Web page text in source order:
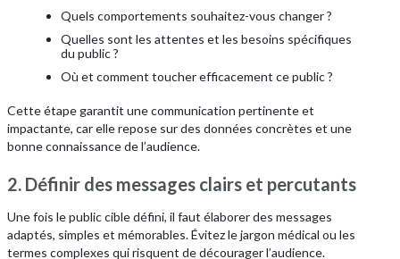
Quels comportements souhaitez-vous changer ?
Quelles sont les attentes et les besoins spécifiques
du public ?
Où et comment toucher efficacement ce public ?
Cette étape garantit une communication pertinente et
impactante, car elle repose sur des données concrètes et une
bonne connaissance de l’audience.
2. Définir des messages clairs et percutants
Une fois le public cible défini, il faut élaborer des messages
adaptés, simples et mémorables. Évitez le jargon médical ou les
termes complexes qui risquent de décourager l’audience.